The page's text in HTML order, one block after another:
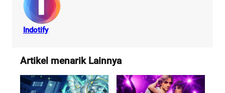
Indotify
Artikel menarik Lainnya